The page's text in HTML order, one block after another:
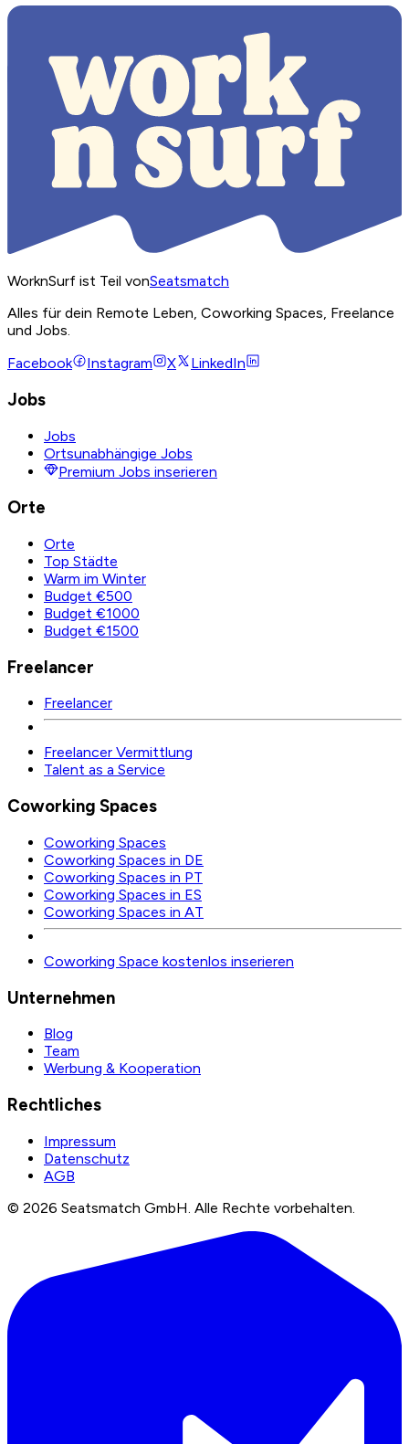
WorknSurf ist Teil vonSeatsmatch
Alles für dein Remote Leben, Coworking Spaces, Freelance
und Jobs.
Facebook
Instagram X LinkedIn
Jobs
Jobs
Ortsunabhängige Jobs
Premium Jobs inserieren
Orte
Orte
Top Städte
Warm im Winter
Budget €500
Budget €1000
Budget €1500
Freelancer
Freelancer
Freelancer Vermittlung
Talent as a Service
Coworking Spaces
Coworking Spaces
Coworking Spaces in DE
Coworking Spaces in PT
Coworking Spaces in ES
Coworking Spaces in AT
Coworking Space kostenlos inserieren
Unternehmen
Blog
Team
Werbung & Kooperation
Rechtliches
Impressum
Datenschutz
AGB
© 2026 Seatsmatch GmbH. Alle Rechte vorbehalten.